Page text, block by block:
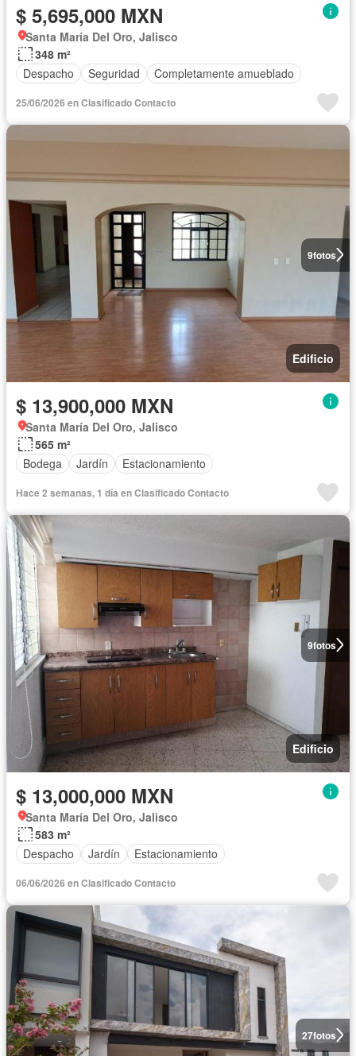
$ 5,695,000 MXN
Santa María Del Oro, Jalisco
348 m²
Despacho
Seguridad Completamente amueblado
25/06/2026 en Clasificado Contacto
9fotos
Edificio
$ 13,900,000 MXN
Santa María Del Oro, Jalisco
565 m²
Bodega
Jardín Estacionamiento
Hace 2 semanas, 1 día en Clasificado Contacto
9fotos
Edificio
$ 13,000,000 MXN
Santa María Del Oro, Jalisco
583 m²
Despacho
Jardín Estacionamiento
06/06/2026 en Clasificado Contacto
27fotos